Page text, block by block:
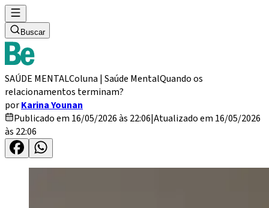
Buscar
SAÚDE MENTALColuna | Saúde MentalQuando os
relacionamentos terminam?
porKarina Younan
Publicado em 16/05/2026 às 22:06|Atualizado em 16/05/2026
às 22:06